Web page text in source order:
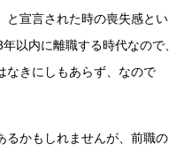
と宣言された時の喪失感とい
以内に離職する時代なので、
なきにしもあらず、なので
るかもしれませんが、前職の